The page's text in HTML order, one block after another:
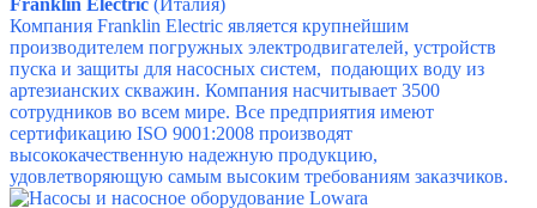
Franklin Electric (Италия)
Компания Franklin Electric является крупнейшим
производителем погружных электродвигателей, устройств
пуска и защиты для насосных систем, подающих воду из
артезианских скважин. Компания насчитывает 3500
сотрудников во всем мире. Все предприятия имеют
сертификацию ISO 9001:2008 производят
высококачественную надежную продукцию,
удовлетворяющую самым высоким требованиям заказчиков.